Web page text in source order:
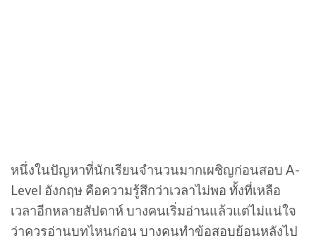
หนึ่งในปัญหาที่นักเรียนจำนวนมากเผชิญก่อนสอบ A-
Level อังกฤษ คือความรู้สึกว่าเวลาไม่พอ ทั้งที่เหลือ
เวลาอีกหลายสัปดาห์ บางคนเริ่มอ่านแล้วแต่ไม่แน่ใจ
ว่าควรอ่านบทไหนก่อน บางคนทำข้อสอบย้อนหลังไป